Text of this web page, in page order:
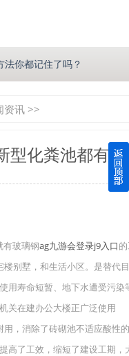
你都记住了吗？
玻璃钢化粪池的这几点原因
知识你都记住了吗？
遇到这些难题
处你都记住了吗？
资讯 >>
型化粪池都有
玻璃钢ag九游会登录j9入口
墅，和生活小区。是替代
用寿命短暂、地下水遭受污
关在建办公大楼正广泛使用
消除了砖砌池不适应酸性
高了工效，缩短了建设工期